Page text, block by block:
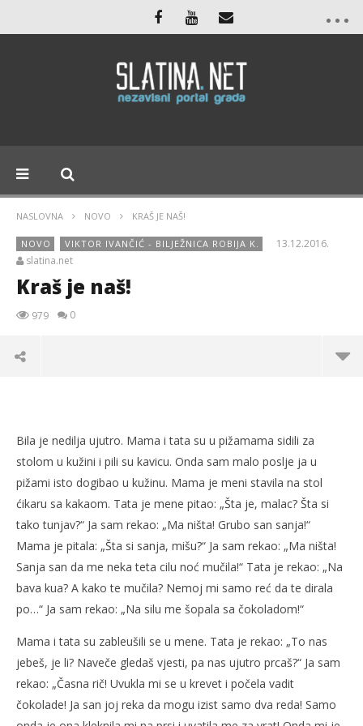
NASLOVNA NOVO KRAŠ JE NAŠ!
NOVO VIKTOR IVANČIĆ - BILJEŽNICA ROBIJA K.
13.12.2016.
slatina.net
Kraš je naš!
979 0
slatina.net
Bila je nedilja ujutro. Mama i tata su u pižamama sidili za
stolom u kužini i pili su kavicu. Onda sam malo poslje ja u
pižami isto dogibao u kužinu. Mama je meni stavila na stol
ćikaru sa kakaom. Tata je mene pitao: „Šta je, malac? Šta si
tako tunjav?“ Ja sam rekao: „Ma ništa! Grubo san sanja!“
Mama je pitala: „Šta si sanja, mišu?“ Ja sam rekao: „Ma ništa!
Sanja san da me neka teta cilu noć mučila!“ Tata je rekao: „Na
bava kua? A kako te mučila? Nemoj mi samo reć da te dirala
po…“ Ja sam rekao: „Na silu me šopala sa čokoladom!“
Mama i tata su zableušili se u mene. Tata je rekao: „To nas
jebeš, je li? Naveče gledaš vjesti, pa nas ujutro prcaš?“ Ja sam
rekao: „Časna rič! Uvukla mi se u krevet i počela vadit
čokolade! Ja san joj reka da mogu izist samo dva reda! Samo